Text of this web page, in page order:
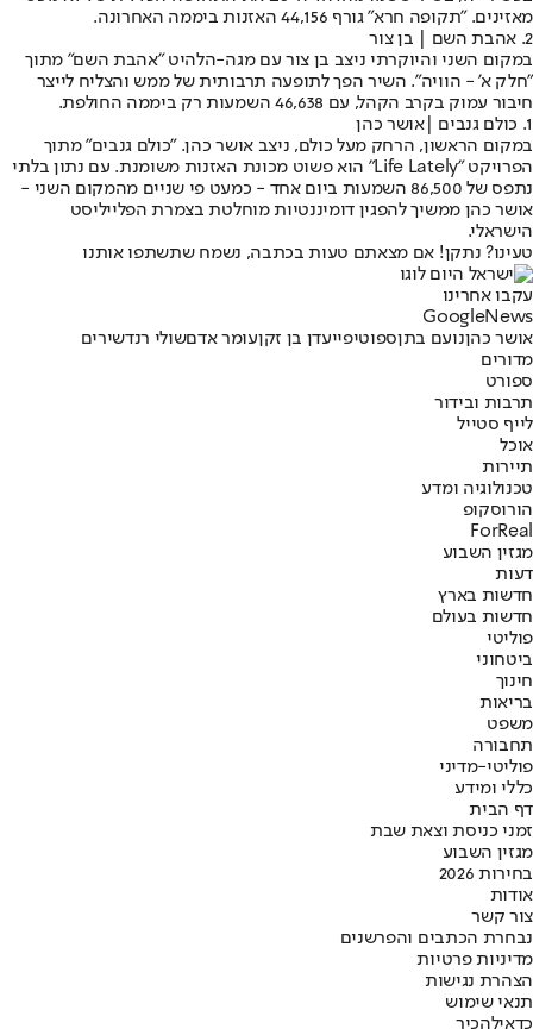
מאזינים. "תקופה חרא" גורף 44,156 האזנות ביממה האחרונה.
2. אהבת השם | בן צור
במקום השני והיוקרתי ניצב בן צור עם מגה-הלהיט "אהבת השם" מתוך
"חלק א' - הוויה". השיר הפך לתופעה תרבותית של ממש והצליח לייצר
חיבור עמוק בקרב הקהל, עם 46,638 השמעות רק ביממה החולפת.
1. כולם גנבים |
אושר כהן
במקום הראשון, הרחק מעל כולם, ניצב אושר כהן. "כולם גנבים" מתוך
הפרויקט "Life Lately" הוא פשוט מכונת האזנות משומנת. עם נתון בלתי
נתפס של 86,500 השמעות ביום אחד - כמעט פי שניים מהמקום השני -
אושר כהן ממשיך להפגין דומיננטיות מוחלטת בצמרת הפלייליסט
הישראלי.
טעינו? נתקן! אם מצאתם טעות בכתבה, נשמח שתשתפו אותנו
עקבו אחרינו
Googl eNews
אושר כהןנועם בתןספוטיפייעדן בן זקןעומר אדםשולי רנדשירים
מדורים
ספורט
תרבות ובידור
לייף סטייל
אוכל
תיירות
טכנולוגיה ומדע
הורוסקופ
ForReal
מגזין השבוע
דעות
חדשות בארץ
חדשות בעולם
פוליטי
ביטחוני
חינוך
בריאות
משפט
תחבורה
פוליטי-מדיני
כללי ומידע
דף הבית
זמני כניסת וצאת שבת
מגזין השבוע
בחירות 2026
אודות
צור קשר
נבחרת הכתבים והפרשנים
מדיניות פרטיות
הצהרת נגישות
תנאי שימוש
כדאילהכיר